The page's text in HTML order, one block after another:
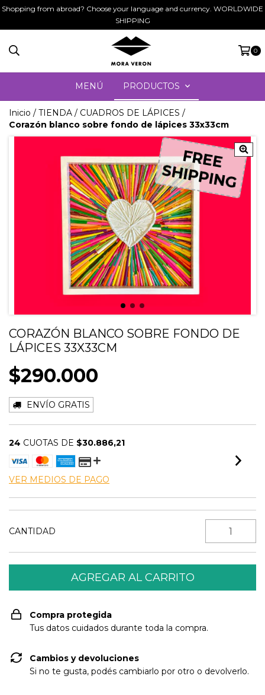
Shopping from abroad? Choose your language and currency. WORLDWIDE
SHIPPING
0
MENÚ PRODUCTOS
Inicio / TIENDA / CUADROS DE LÁPICES /
Corazón blanco sobre fondo de lápices 33x33cm
FREE
SHIPPING
FREE
SHIPPING
CORAZÓN BLANCO SOBRE FONDO DE
LÁPICES 33X33CM
$290.000
ENVÍO GRATIS
24 CUOTAS DE $30.886,21
VER MEDIOS DE PAGO
CANTIDAD
Compra protegida
Tus datos cuidados durante toda la compra.
Cambios y devoluciones
Si no te gusta, podés cambiarlo por otro o devolverlo.